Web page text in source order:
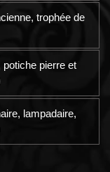
trophée de
pierre et
lampadaire,